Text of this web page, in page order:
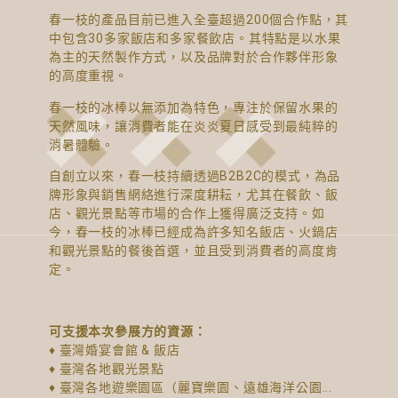
春一枝的產品目前已進入全臺超過200個合作點，其
中包含30多家飯店和多家餐飲店。其特點是以水果
為主的天然製作方式，以及品牌對於合作夥伴形象
的高度重視。
春一枝的冰棒以無添加為特色，專注於保留水果的
天然風味，讓消費者能在炎炎夏日感受到最純粹的
消暑體驗。
自創立以來，春一枝持續透過B2B2C的模式，為品
牌形象與銷售網絡進行深度耕耘，尤其在餐飲、飯
店、觀光景點等市場的合作上獲得廣泛支持。如
今，春一枝的冰棒已經成為許多知名飯店、火鍋店
和觀光景點的餐後首選，並且受到消費者的高度肯
定。
可支援本次參展方的資源：
♦ 臺灣婚宴會館 & 飯店
♦ 臺灣各地觀光景點
♦ 臺灣各地遊樂園區（麗寶樂園、遠雄海洋公園...